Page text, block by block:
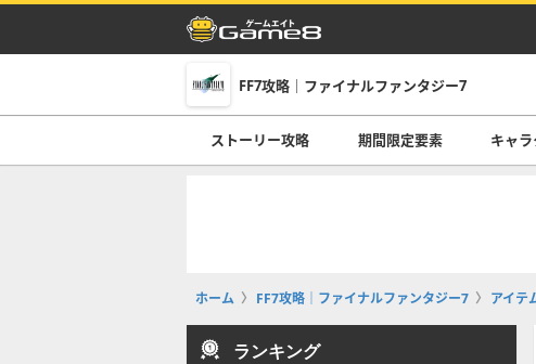
FF7攻略｜ファイナルファンタジー7
ストーリー攻略 期間限定要素 キャ
ホーム FF7攻略｜ファイナルファンタジー7 アイテ
ランキング